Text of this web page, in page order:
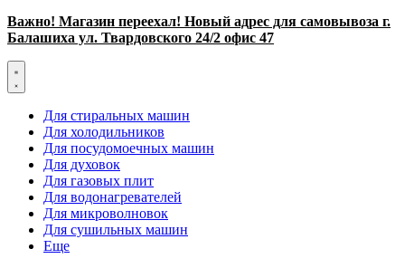
Важно! Магазин переехал! Новый адрес для самовывоза г.
Балашиха ул. Твардовского 24/2 офис 47
Для стиральных машин
Для холодильников
Для посудомоечных машин
Для духовок
Для газовых плит
Для водонагревателей
Для микроволновок
Для сушильных машин
Еще